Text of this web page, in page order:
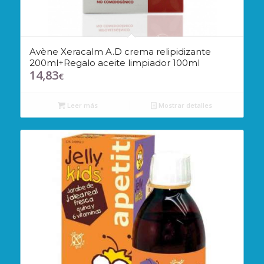
Avène Xeracalm A.D crema relipidizante
200ml+Regalo aceite limpiador 100ml
14,83€
Leer más Mostrar detalles